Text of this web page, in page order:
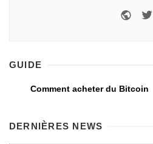
GUIDE
Comment acheter du Bitcoin
DERNIÈRES NEWS